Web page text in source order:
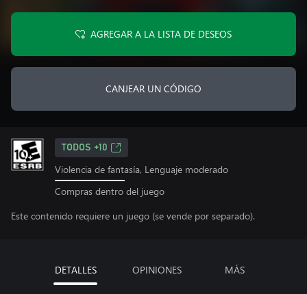
AGREGAR A LA LISTA DE DESEOS
CANJEAR UN CÓDIGO
TODOS +10
Violencia de fantasía, Lenguaje moderado
Compras dentro del juego
Este contenido requiere un juego (se vende por separado).
DETALLES OPINIONES MÁS